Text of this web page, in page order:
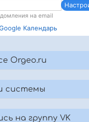
на email
Календарь
Orgeo.ru
системы
на группу VK